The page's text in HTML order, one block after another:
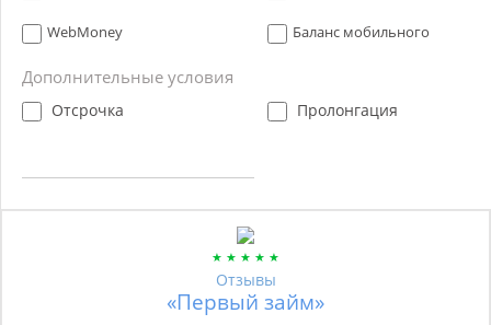
WebMoney Баланс мобильного
Дополнительные условия
Отсрочка Пролонгация
Отзывы
«Первый займ»